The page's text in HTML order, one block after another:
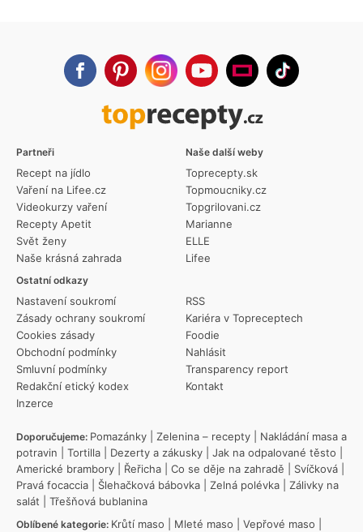
Partneři
Recept na jídlo
Vaření na Lifee.cz
Videokurzy vaření
Recepty Apetit
Svět ženy
Naše krásná zahrada
Ostatní odkazy
Nastavení soukromí
Zásady ochrany soukromí
Cookies zásady
Obchodní podmínky
Smluvní podmínky
Redakční etický kodex
Inzerce
RSS
Kariéra v Topreceptech
Foodie
Nahlásit
Transparency report
Kontakt
Naše další weby
Toprecepty.sk
Topmoucniky.cz
Topgrilovani.cz
Marianne
ELLE
Lifee
Doporučujeme: Pomazánky Zelenina – recepty
Nakládání masa a
potravin
Tortilla Dezerty a zákusky Jak na odpalované těsto
Americké brambory
Řeřicha Co se děje na zahradě Svíčková
Pravá focaccia
Šlehačková bábovka Zelná polévka
Zálivky na
salát
Třešňová bublanina
Oblíbené kategorie: Krůtí maso Mleté maso Vepřové maso